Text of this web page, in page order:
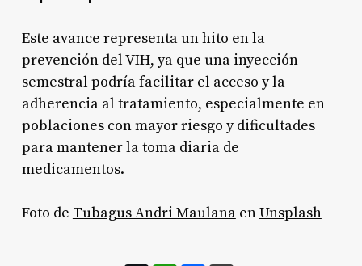
Este avance representa un hito en la
prevención del VIH, ya que una inyección
semestral podría facilitar el acceso y la
adherencia al tratamiento, especialmente en
poblaciones con mayor riesgo y dificultades
para mantener la toma diaria de
medicamentos.
Foto de Tubagus Andri MaulanaenUnsplash